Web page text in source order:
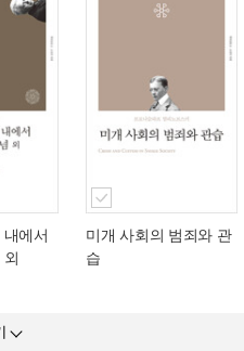
에서
미개 사회의 범죄와 관
습